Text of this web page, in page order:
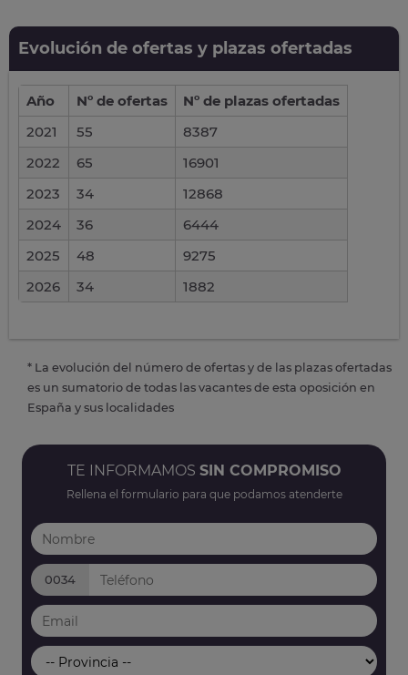
Evolución de ofertas y plazas ofertadas
Año Nº de ofertas
Nº de plazas ofertadas
2021
55
8387
2022
65
16901
2023
34
12868
2024
36
6444
2025
48
9275
2026
34 1882
* La evolución del número de ofertas y de las plazas ofertadas
es un sumatorio de todas las vacantes de esta oposición en
España y sus localidades
TE INFORMAMOS SIN COMPROMISO
Rellena el formulario para que podamos atenderte
0034